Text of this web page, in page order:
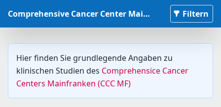
Comprehensive Cancer Center Mainfranken Studiendatenbank Filtern
Hier finden Sie grundlegende Angaben zu
klinischen Studien des Comprehensice Cancer
Centers Mainfranken (CCC MF)